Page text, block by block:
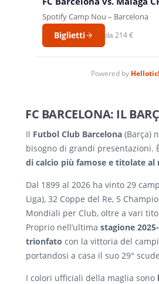
FC BARCELONA: IL
Il Futbol Club Barcelona (Barça)
bisogno di grandi presentazioni.
di calcio più famose e titolate al
Dal 1899 al 2026 ha vinto 29
Liga), 32 Coppe del Re, 5
Mondiali per Club, oltre a vari
Proprio nell’ultima stagione
trionfato con la vittoria del
portandosi a casa il suo 29°
I colori ufficiali della maglia sono